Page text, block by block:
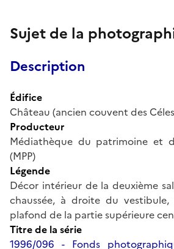
Sujet de la
Description
Édifice
Château (ancien couvent des
Producteur
Médiathèque du patrimoine et
(MPP)
Légende
Décor intérieur de la deuxième
chaussée, à droite du
plafond de la partie supérieure
Titre de la série
1996/096 - Fonds